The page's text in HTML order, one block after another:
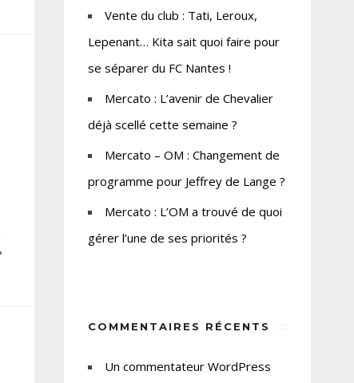
Vente du club : Tati, Leroux,
Lepenant… Kita sait quoi faire pour
se séparer du FC Nantes !
Mercato : L’avenir de Chevalier
déjà scellé cette semaine ?
Mercato – OM : Changement de
programme pour Jeffrey de Lange ?
Mercato : L’OM a trouvé de quoi
gérer l’une de ses priorités ?
COMMENTAIRES RÉCENTS
Un commentateur WordPress